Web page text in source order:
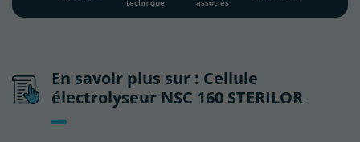
technique associés
En savoir plus sur : Cellule
électrolyseur NSC 160 STERILOR